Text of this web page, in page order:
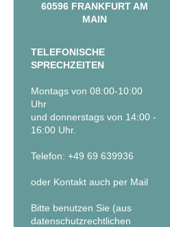
60596 FRANKFURT AM
MAIN
TELEFONISCHE
SPRECHZEITEN
Montags von 08:00-10:00
Uhr
und donnerstags von 14:00 -
16:00 Uhr.
Telefon: +49 69 639936
oder Kontakt auch per Mail
Bitte benutzen Sie (aus
datenschutzrechtlichen